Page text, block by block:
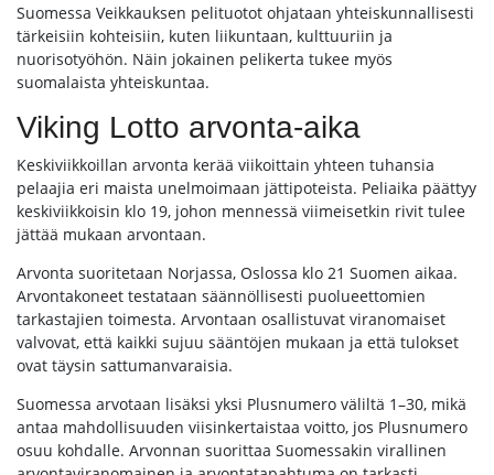
Suomessa Veikkauksen pelituotot ohjataan yhteiskunnallisesti
tärkeisiin kohteisiin, kuten liikuntaan, kulttuuriin ja
nuorisotyöhön. Näin jokainen pelikerta tukee myös
suomalaista yhteiskuntaa.
Viking Lotto arvonta-aika
Keskiviikkoillan arvonta kerää viikoittain yhteen tuhansia
pelaajia eri maista unelmoimaan jättipoteista. Peliaika päättyy
keskiviikkoisin klo 19, johon mennessä viimeisetkin rivit tulee
jättää mukaan arvontaan.
Arvonta suoritetaan Norjassa, Oslossa klo 21 Suomen aikaa.
Arvontakoneet testataan säännöllisesti puolueettomien
tarkastajien toimesta. Arvontaan osallistuvat viranomaiset
valvovat, että kaikki sujuu sääntöjen mukaan ja että tulokset
ovat täysin sattumanvaraisia.
Suomessa arvotaan lisäksi yksi Plusnumero väliltä 1–30, mikä
antaa mahdollisuuden viisinkertaistaa voitto, jos Plusnumero
osuu kohdalle. Arvonnan suorittaa Suomessakin virallinen